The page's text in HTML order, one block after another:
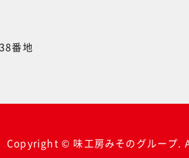
番地
Copyright © 味工房みそのグループ